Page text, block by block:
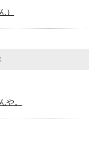
）
や。